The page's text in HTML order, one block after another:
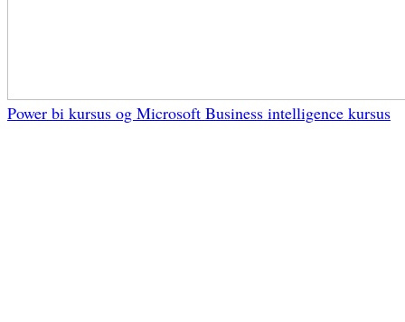
Power bi kursus og Microsoft Business intelligence kursus